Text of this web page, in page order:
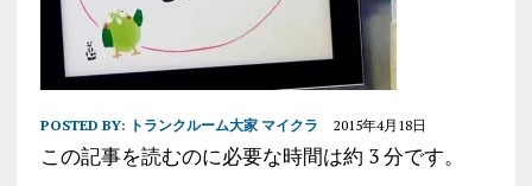
POSTED BY: トランクルーム大家 マイクラ 2015年4月18日
この記事を読むのに必要な時間は約 3 分です。